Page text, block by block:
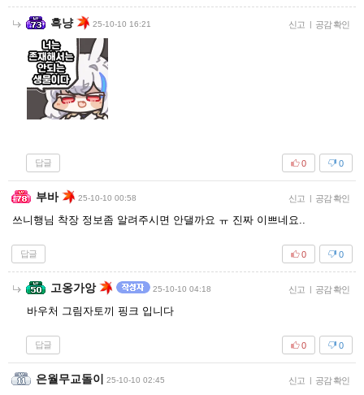
흑냥 25-10-10 16:21 신고 | 공감 확인
답글 0
0
부바 25-10-10 00:58 신고 | 공감 확인
쓰니행님 착장 정보좀 알려주시면 안댈까요 ㅠ 진짜 이쁘네요..
답글 0
0
고옹가앙 25-10-10 04:18 신고 | 공감 확인
바우처 그림자토끼 핑크 입니다
답글 0
0
은월무교돌이 25-10-10 02:45 신고 | 공감 확인